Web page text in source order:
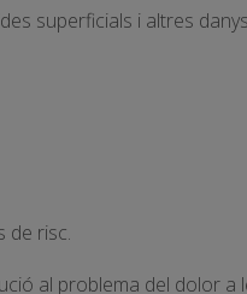
superficials i altres
de risc.
al problema del dolor a